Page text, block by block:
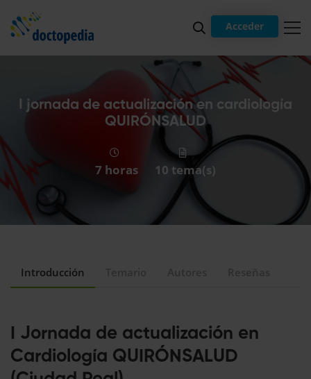
Acceder
I jornada de actualización en cardiología
QUIRÓNSALUD
7 horas 10 tema(s)
Introducción
I Jornada de actualización en
Cardiología QUIRÓNSALUD